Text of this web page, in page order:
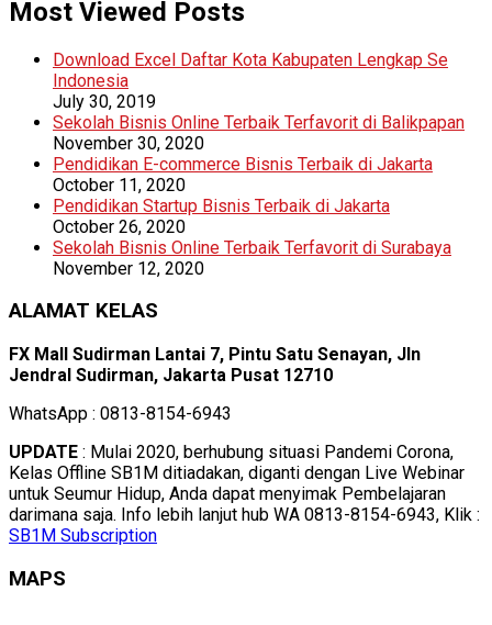
Most Viewed Posts
Download Excel Daftar Kota Kabupaten Lengkap Se
Indonesia
July 30, 2019
Sekolah Bisnis Online Terbaik Terfavorit di Balikpapan
November 30, 2020
Pendidikan E-commerce Bisnis Terbaik di Jakarta
October 11, 2020
Pendidikan Startup Bisnis Terbaik di Jakarta
October 26, 2020
Sekolah Bisnis Online Terbaik Terfavorit di Surabaya
November 12, 2020
ALAMAT KELAS
FX Mall Sudirman Lantai 7, Pintu Satu Senayan, Jln
Jendral Sudirman, Jakarta Pusat 12710
WhatsApp : 0813-8154-6943
UPDATE : Mulai 2020, berhubung situasi Pandemi Corona,
Kelas Offline SB1M ditiadakan, diganti dengan Live Webinar
untuk Seumur Hidup, Anda dapat menyimak Pembelajaran
darimana saja. Info lebih lanjut hub WA 0813-8154-6943, Klik :
SB1M Subscription
MAPS